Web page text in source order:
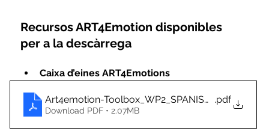
Recursos ART4Emotion disponibles
per a la descàrrega
Caixa d’eines ART4Emotions
Art4emotion-Toolbox_WP2_SPANISH.docx
.pdf
Download PDF • 2.07MB